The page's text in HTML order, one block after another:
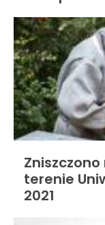
terenie
2021